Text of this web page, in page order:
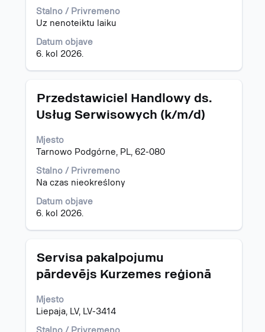
Stalno / Privremeno
Uz nenoteiktu laiku
Datum objave
6. kol 2026.
sadržaj
informacija
poslu.
Naziv
Przedstawiciel Handlowy ds.
Usług Serwisowych (k/m/d)
Mjesto
Tarnowo Podgórne, PL, 62-080
Stalno / Privremeno
Na czas nieokreślony
Datum objave
6. kol 2026.
Odaberite
kako
prikazali
čitav
sadržaj
informacija
poslu.
Naziv
Servisa pakalpojumu
pārdevējs Kurzemes reģionā
Mjesto
Liepaja, LV, LV-3414
Odaberite
razmaknicom
kako
prikazali
čitav
sadržaj